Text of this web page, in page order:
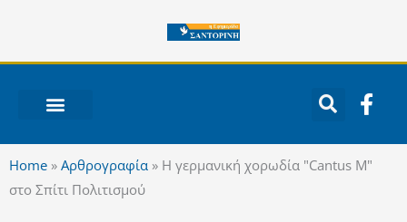
περιεχόμενο
F
a
e
b
Home » Αρθρογραφία » H γερμανική χορωδία "Cantus M"
στο Σπίτι Πολιτισμού